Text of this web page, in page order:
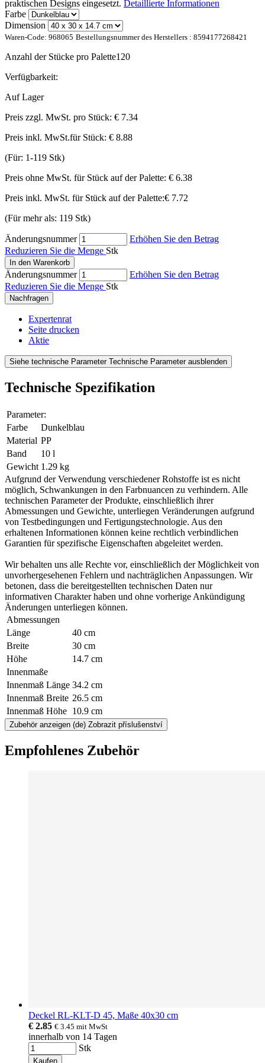
praktischen Designs eingesetzt. Detaillierte Informationen
Farbe
Dimension
Waren-Code: 968065 Bestellungsnummer des Herstellers : 8594177268421
Anzahl der Stücke pro Palette120
Verfügbarkeit:
Auf Lager
Preis zzgl. MwSt. pro Stück: € 7.34
Preis inkl. MwSt.für Stück: € 8.88
(Für: 1-119 Stk)
Preis ohne MwSt. für Stück auf der Palette: € 6.38
Preis inkl. MwSt. für Stück auf der Palette:€ 7.72
(Für mehr als: 119 Stk)
Änderungsnummer
Erhöhen Sie den Betrag
Reduzieren Sie die Menge Stk
In den Warenkorb
Änderungsnummer
Erhöhen Sie den Betrag
Reduzieren Sie die Menge Stk
Nachfragen
Expertenrat
Seite drucken
Aktie
Siehe technische Parameter Technische Parameter ausblenden
Technische Spezifikation
Parameter:
Farbe
Dunkelblau
Material PP
Band
10 l
Gewicht 1.29 kg
Aufgrund der Verwendung verschiedener Rohstoffe ist es nicht
möglich, Schwankungen in den Farbnuancen zu verhindern. Alle
technischen Parameter der Produkte, einschließlich ihrer
Abmessungen und Gewichte, unterliegen Veränderungen aufgrund
von Testbedingungen und Fertigungstechnologie. Aus den
erhaltenen Informationen können keine rechtlich verbindlichen
Garantien für spezifische Eigenschaften abgeleitet werden.
Wir behalten uns alle Rechte vor, einschließlich der Möglichkeit von
unvorhergesehenen Fehlern und nachträglichen Anpassungen. Wir
betonen, dass die bereitgestellten technischen Daten nur
informativen Charakter haben und ohne vorherige Ankündigung
Änderungen unterliegen können.
Abmessungen
Länge
40 cm
Breite
30 cm
Höhe
14.7 cm
Innenmaße
Innenmaß Länge 34.2 cm
Innenmaß Breite 26.5 cm
Innenmaß Höhe 10.9 cm
Zubehör anzeigen (de) Zobrazit příslušenství
Empfohlenes Zubehör
Deckel RL-KLT-D 45, Maße 40x30 cm
€ 2.85 € 3.45 mit MwSt
innerhalb von 14 Tagen
Stk
Kaufen